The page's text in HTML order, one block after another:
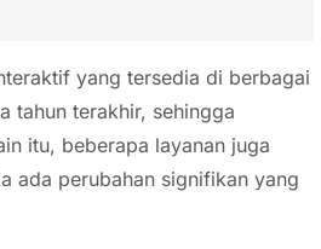
yang tersedia di berbagai
tahun terakhir, sehingga
itu, beberapa layanan juga
ada perubahan signifikan yang